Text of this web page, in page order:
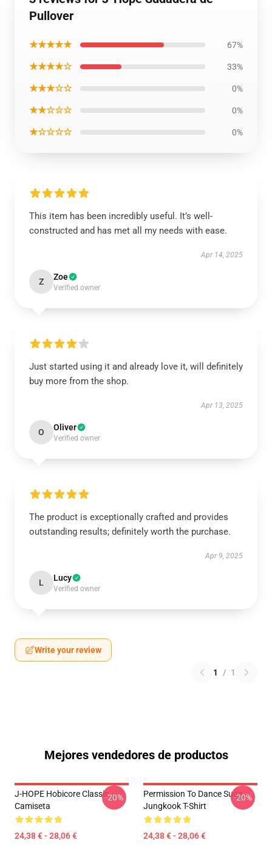
Pullover
★★★★★ 67%
★★★★☆ 33%
★★★☆☆ 0%
★★☆☆☆ 0%
★☆☆☆☆ 0%
This item has been incredibly useful. It’s well-
constructed and has met all my needs with ease.
Apr 14, 2025
Z Zoe
Verified owner
Just started using it and already love it, will definitely
buy more from the shop.
Apr 13, 2025
O Oliver
Verified owner
The product is exceptionally crafted and provides
outstanding results; definitely worth the purchase.
Apr 9, 2025
L Lucy
Verified owner
Write your review
1 / 1
Mejores vendedores de productos
J-HOPE Hobicore Classic
Camiseta
24,38 € - 28,06 €
-20%
Permission To Dance Suga
Jungkook T-Shirt
24,38 € - 28,06 €
-20%